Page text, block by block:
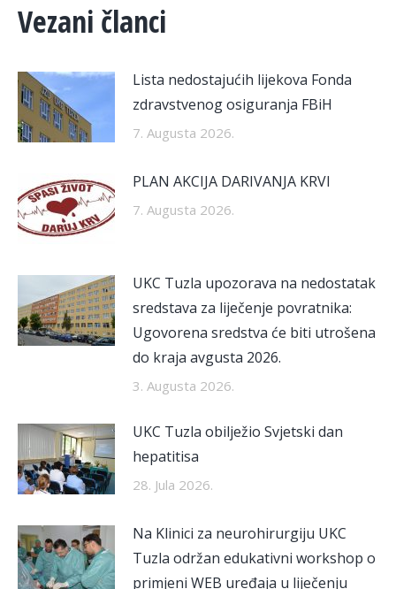
Vezani članci
Lista nedostajućih lijekova Fonda
zdravstvenog osiguranja FBiH
7. Augusta 2026.
PLAN AKCIJA DARIVANJA KRVI
7. Augusta 2026.
UKC Tuzla upozorava na nedostatak
sredstava za liječenje povratnika:
Ugovorena sredstva će biti utrošena
do kraja avgusta 2026.
3. Augusta 2026.
UKC Tuzla obilježio Svjetski dan
hepatitisa
28. Jula 2026.
Na Klinici za neurohirurgiju UKC
Tuzla održan edukativni workshop o
primjeni WEB uređaja u liječenju